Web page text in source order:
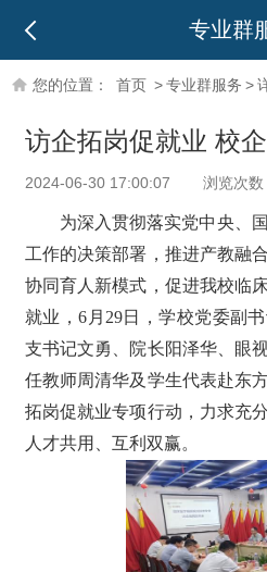
专业群
您的位置： 首页 >专业群服务 >
访企拓岗促就业 校
2024-06-30 17:00:07 浏览次数
为深入贯彻落实党中央、
工作的决策部署，推进产教融
协同育人新模式，促进我校临
就业，6月29日，学校党委副
支书记文勇、院长阳泽华、眼
任教师周清华及学生代表赴东
拓岗促就业专项行动，力求充
人才共用、互利双赢。